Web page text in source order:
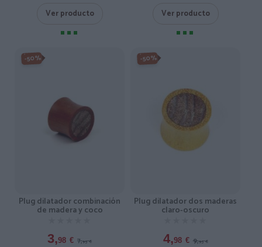
Ver producto Ver producto
-50%
Plug dilatador combinación
de madera y coco
3,98 € 7,95 €
-50%
Plug dilatador dos maderas
claro-oscuro
4,98 € 9,95 €